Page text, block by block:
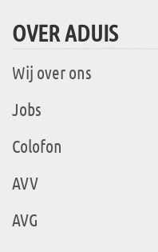
OVER ADUIS
Wij over ons
Jobs
Colofon
AVV
AVG